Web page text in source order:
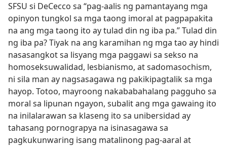
SFSU si DeCecco sa “pag-aalis ng pamantayang mga
opinyon tungkol sa mga taong imoral at pagpapakita
na ang mga taong ito ay tulad din ng iba pa.” Tulad din
ng iba pa? Tiyak na ang karamihan ng mga tao ay hindi
nasasangkot sa lisyang mga paggawi sa sekso na
homoseksuwalidad, lesbianismo, at sadomasochism,
ni sila man ay nagsasagawa ng pakikipagtalik sa mga
hayop. Totoo, mayroong nakababahalang pagguho sa
moral sa lipunan ngayon, subalit ang mga gawaing ito
na inilalarawan sa klaseng ito sa unibersidad ay
tahasang pornograpya na isinasagawa sa
pagkukunwaring isang matalinong pag-aaral at